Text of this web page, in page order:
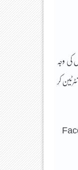
کی وجہ
کر